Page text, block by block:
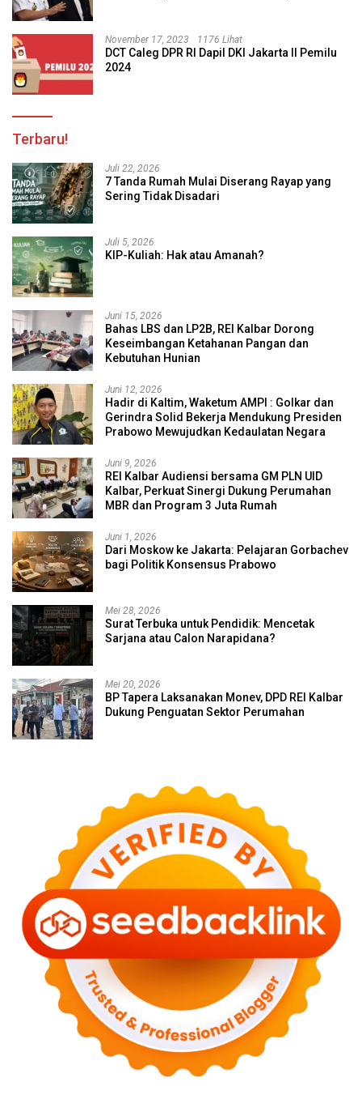
November 17, 2023 1176 Lihat
DCT Caleg DPR RI Dapil DKI Jakarta II Pemilu
2024
Terbaru!
Juli 22, 2026
7 Tanda Rumah Mulai Diserang Rayap yang
Sering Tidak Disadari
Juli 5, 2026
KIP-Kuliah: Hak atau Amanah?
Juni 15, 2026
Bahas LBS dan LP2B, REI Kalbar Dorong
Keseimbangan Ketahanan Pangan dan
Kebutuhan Hunian
Juni 12, 2026
Hadir di Kaltim, Waketum AMPI : Golkar dan
Gerindra Solid Bekerja Mendukung Presiden
Prabowo Mewujudkan Kedaulatan Negara
Juni 9, 2026
REI Kalbar Audiensi bersama GM PLN UID
Kalbar, Perkuat Sinergi Dukung Perumahan
MBR dan Program 3 Juta Rumah
Juni 1, 2026
Dari Moskow ke Jakarta: Pelajaran Gorbachev
bagi Politik Konsensus Prabowo
Mei 28, 2026
Surat Terbuka untuk Pendidik: Mencetak
Sarjana atau Calon Narapidana?
Mei 20, 2026
BP Tapera Laksanakan Monev, DPD REI Kalbar
Dukung Penguatan Sektor Perumahan